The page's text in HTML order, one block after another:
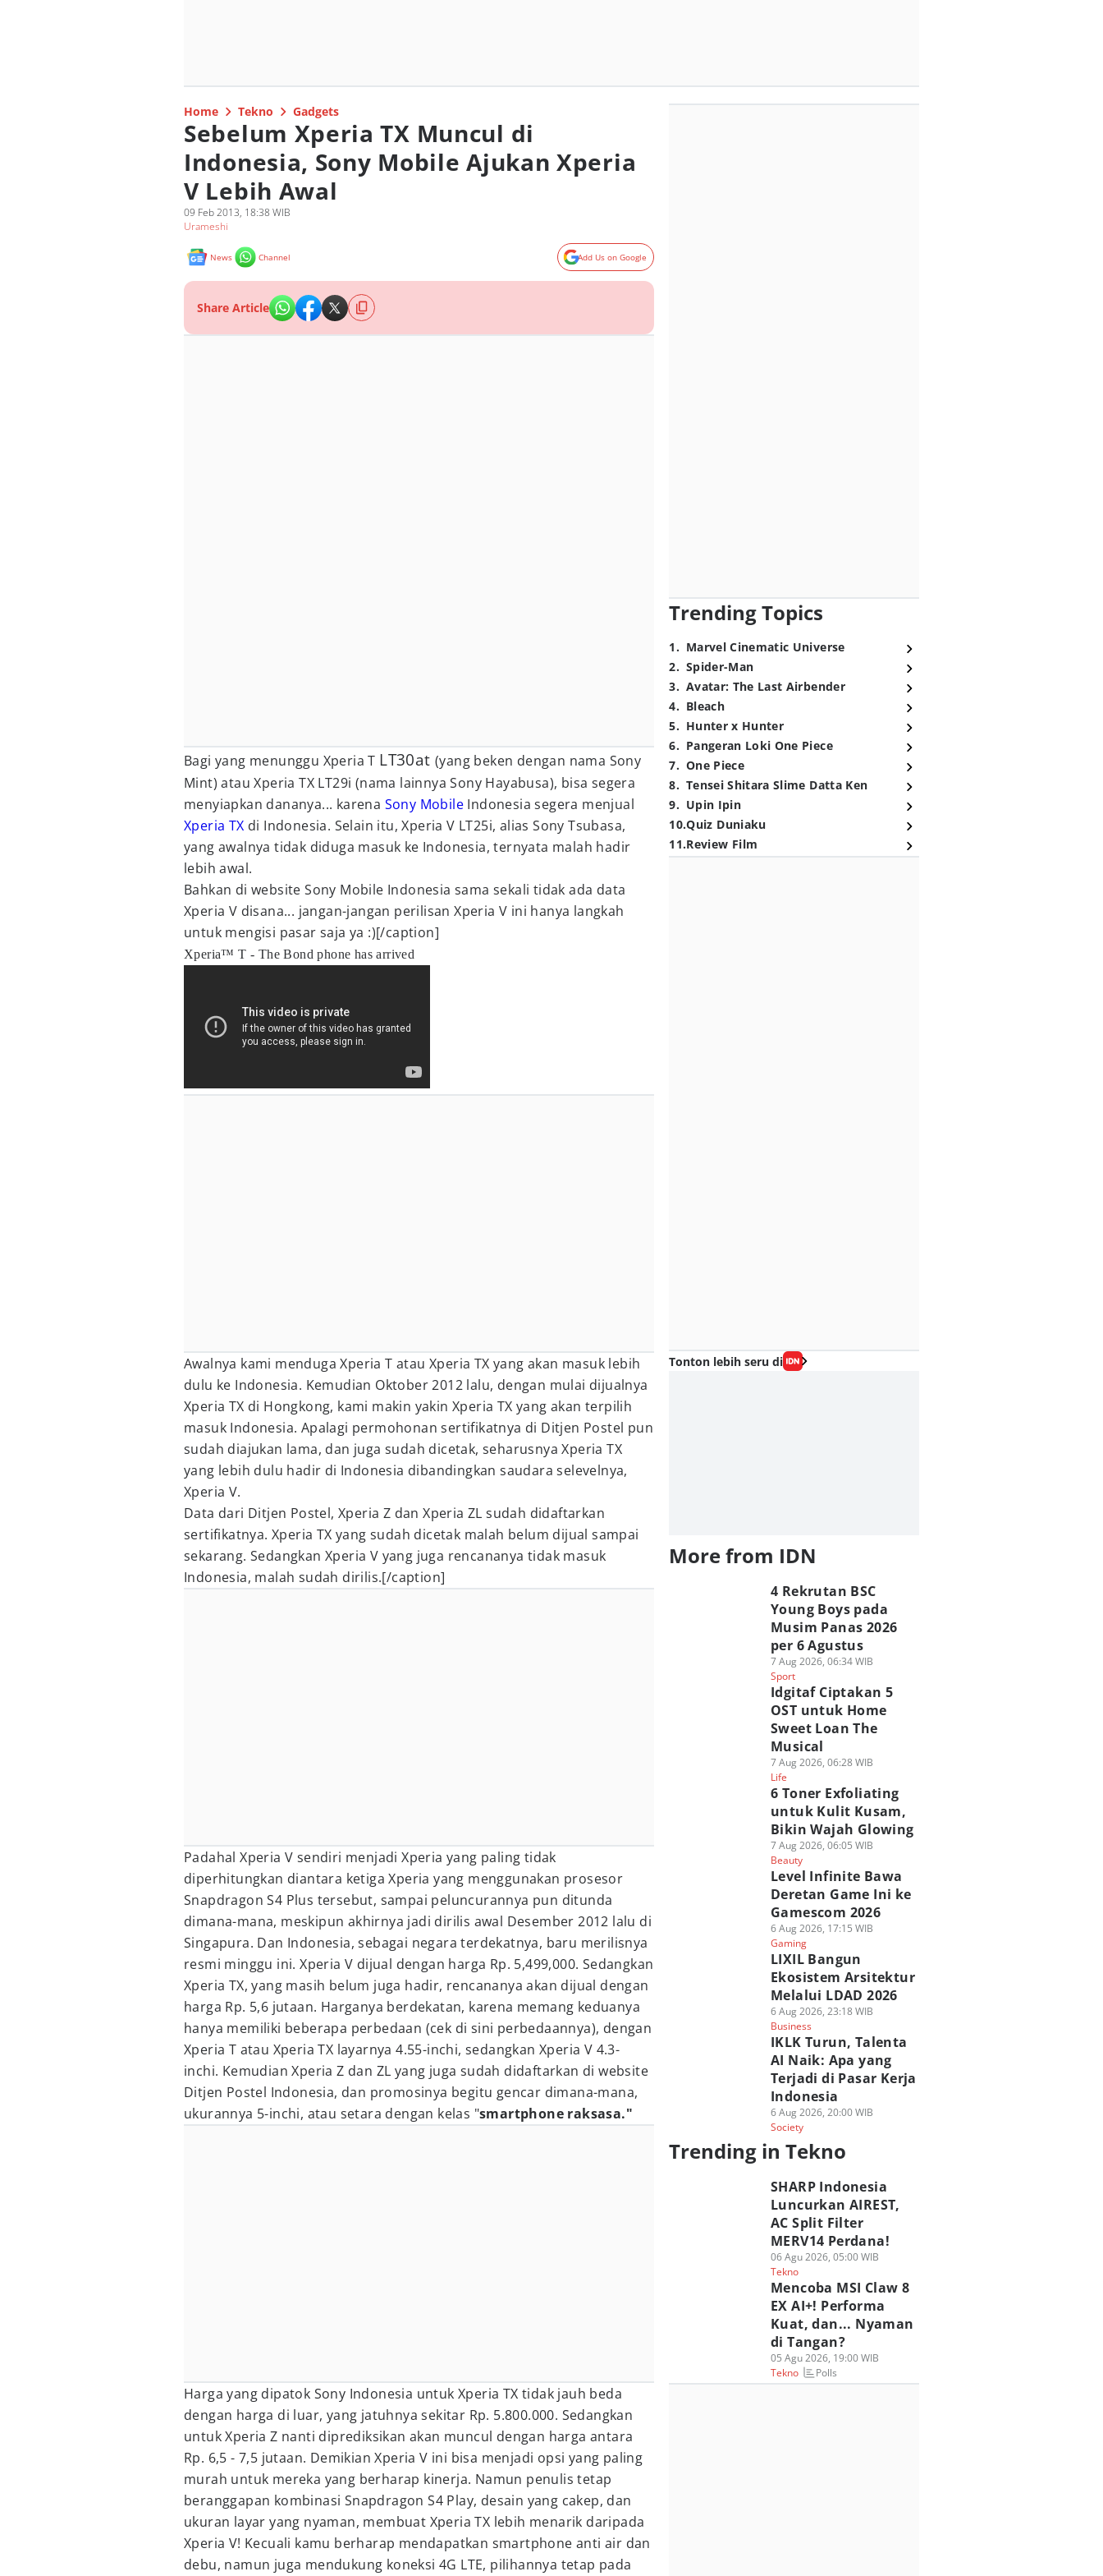
Home Tekno Gadgets
Sebelum Xperia TX Muncul di
Indonesia, Sony Mobile Ajukan Xperia
V Lebih Awal
09 Feb 2013, 18:38 WIB
Urameshi
News Channel Add Us on Google
Share Article
Bagi yang menunggu Xperia T LT30at(yang beken dengan nama Sony
Mint) atau Xperia TX LT29i (nama lainnya Sony Hayabusa), bisa segera
menyiapkan dananya... karena Sony Mobile Indonesia segera menjual
Xperia TX di Indonesia. Selain itu, Xperia V LT25i, alias Sony Tsubasa,
yang awalnya tidak diduga masuk ke Indonesia, ternyata malah hadir
lebih awal.
Bahkan di website Sony Mobile Indonesia sama sekali tidak ada data
Xperia V disana... jangan-jangan perilisan Xperia V ini hanya langkah
untuk mengisi pasar saja ya :)[/caption]
Xperia™ T - The Bond phone has arrived
Awalnya kami menduga Xperia T atau Xperia TX yang akan masuk lebih
dulu ke Indonesia. Kemudian Oktober 2012 lalu, dengan mulai dijualnya
Xperia TX di Hongkong, kami makin yakin Xperia TX yang akan terpilih
masuk Indonesia. Apalagi permohonan sertifikatnya di Ditjen Postel pun
sudah diajukan lama, dan juga sudah dicetak, seharusnya Xperia TX
yang lebih dulu hadir di Indonesia dibandingkan saudara selevelnya,
Xperia V.
Data dari Ditjen Postel, Xperia Z dan Xperia ZL sudah didaftarkan
sertifikatnya. Xperia TX yang sudah dicetak malah belum dijual sampai
sekarang. Sedangkan Xperia V yang juga rencananya tidak masuk
Indonesia, malah sudah dirilis.[/caption]
Padahal Xperia V sendiri menjadi Xperia yang paling tidak
diperhitungkan diantara ketiga Xperia yang menggunakan prosesor
Snapdragon S4 Plus tersebut, sampai peluncurannya pun ditunda
dimana-mana, meskipun akhirnya jadi dirilis awal Desember 2012 lalu di
Singapura. Dan Indonesia, sebagai negara terdekatnya, baru merilisnya
resmi minggu ini. Xperia V dijual dengan harga Rp. 5,499,000. Sedangkan
Xperia TX, yang masih belum juga hadir, rencananya akan dijual dengan
harga Rp. 5,6 jutaan. Harganya berdekatan, karena memang keduanya
hanya memiliki beberapa perbedaan (cek di sini perbedaannya), dengan
Xperia T atau Xperia TX layarnya 4.55-inchi, sedangkan Xperia V 4.3-
inchi. Kemudian Xperia Z dan ZL yang juga sudah didaftarkan di website
Ditjen Postel Indonesia, dan promosinya begitu gencar dimana-mana,
ukurannya 5-inchi, atau setara dengan kelas "smartphone raksasa."
Harga yang dipatok Sony Indonesia untuk Xperia TX tidak jauh beda
dengan harga di luar, yang jatuhnya sekitar Rp. 5.800.000. Sedangkan
untuk Xperia Z nanti diprediksikan akan muncul dengan harga antara
Rp. 6,5 - 7,5 jutaan. Demikian Xperia V ini bisa menjadi opsi yang paling
murah untuk mereka yang berharap kinerja. Namun penulis tetap
beranggapan kombinasi Snapdragon S4 Play, desain yang cakep, dan
ukuran layar yang nyaman, membuat Xperia TX lebih menarik daripada
Xperia V! Kecuali kamu berharap mendapatkan smartphone anti air dan
debu, namun juga mendukung koneksi 4G LTE, pilihannya tetap pada
Trending Topics
1. Marvel Cinematic Universe
2. Spider-Man
3. Avatar: The Last Airbender
4. Bleach
5. Hunter x Hunter
6. Pangeran Loki One Piece
7. One Piece
8. Tensei Shitara Slime Datta Ken
9. Upin Ipin
10.Quiz Duniaku
11.Review Film
Tonton lebih seru di
More from IDN
4 Rekrutan BSC
Young Boys pada
Musim Panas 2026
per 6 Agustus
7 Aug 2026, 06:34 WIB
Sport
Idgitaf Ciptakan 5
OST untuk Home
Sweet Loan The
Musical
7 Aug 2026, 06:28 WIB
Life
6 Toner Exfoliating
untuk Kulit Kusam,
Bikin Wajah Glowing
7 Aug 2026, 06:05 WIB
Beauty
Level Infinite Bawa
Deretan Game Ini ke
Gamescom 2026
6 Aug 2026, 17:15 WIB
Gaming
LIXIL Bangun
Ekosistem Arsitektur
Melalui LDAD 2026
6 Aug 2026, 23:18 WIB
Business
IKLK Turun, Talenta
AI Naik: Apa yang
Terjadi di Pasar Kerja
Indonesia
6 Aug 2026, 20:00 WIB
Society
Trending in Tekno
SHARP Indonesia
Luncurkan AIREST,
AC Split Filter
MERV14 Perdana!
06 Agu 2026, 05:00 WIB
Tekno
Mencoba MSI Claw 8
EX AI+! Performa
Kuat, dan... Nyaman
di Tangan?
05 Agu 2026, 19:00 WIB
Tekno
Polls